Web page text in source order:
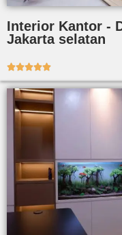
Interior Kantor -
Jakarta selatan
